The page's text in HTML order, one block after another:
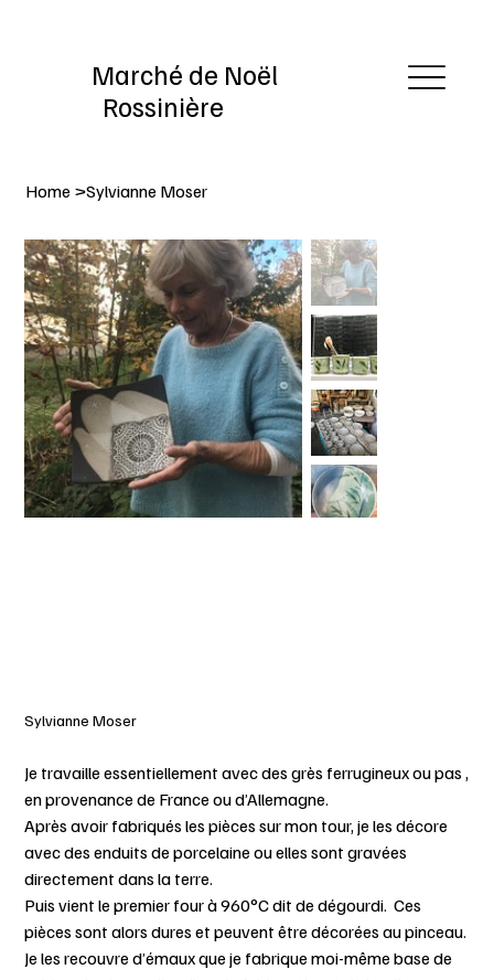
Marché de Noël
Rossinière
Home >Sylvianne Moser
Sylvianne Moser
Je travaille essentiellement avec des grès ferrugineux ou pas ,
en provenance de France ou d’Allemagne.
Après avoir fabriqués les pièces sur mon tour, je les décore
avec des enduits de porcelaine ou elles sont gravées
directement dans la terre.
Puis vient le premier four à 960°C dit de dégourdi. Ces
pièces sont alors dures et peuvent être décorées au pinceau.
Je les recouvre d’émaux que je fabrique moi-même base de